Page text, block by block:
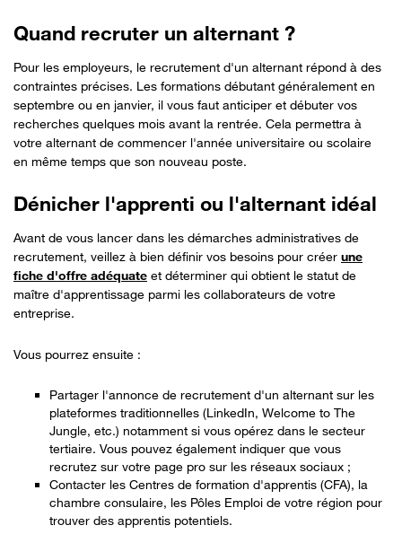
Quand recruter un alternant ?
Pour les employeurs, le recrutement d'un alternant répond à des
contraintes précises. Les formations débutant généralement en
septembre ou en janvier, il vous faut anticiper et débuter vos
recherches quelques mois avant la rentrée. Cela permettra à
votre alternant de commencer l'année universitaire ou scolaire
en même temps que son nouveau poste.
Dénicher l'apprenti ou l'alternant idéal
Avant de vous lancer dans les démarches administratives de
recrutement, veillez à bien définir vos besoins pour créer une
fiche d'offre adéquate et déterminer qui obtient le statut de
maître d'apprentissage parmi les collaborateurs de votre
entreprise.
Vous pourrez ensuite :
Partager l'annonce de recrutement d'un alternant sur les
plateformes traditionnelles (LinkedIn, Welcome to The
Jungle, etc.) notamment si vous opérez dans le secteur
tertiaire. Vous pouvez également indiquer que vous
recrutez sur votre page pro sur les réseaux sociaux ;
Contacter les Centres de formation d'apprentis (CFA), la
chambre consulaire, les Pôles Emploi de votre région pour
trouver des apprentis potentiels.